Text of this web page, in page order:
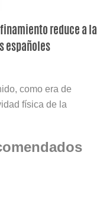
reduce a la
españoles
como era de
física de la